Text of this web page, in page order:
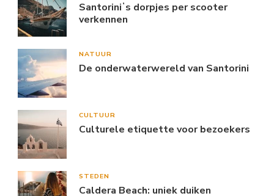
Santoriniʼs dorpjes per scooter
verkennen
NATUUR
De onderwaterwereld van Santorini
CULTUUR
Culturele etiquette voor bezoekers
STEDEN
Caldera Beach: uniek duiken